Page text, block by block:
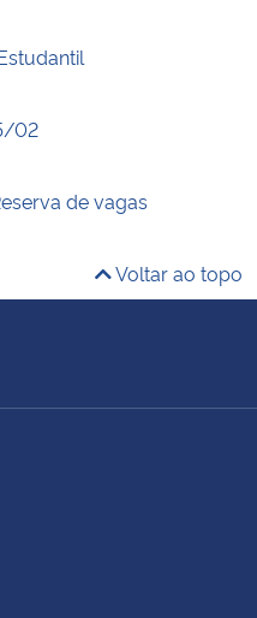
02
de vagas
Voltar ao topo